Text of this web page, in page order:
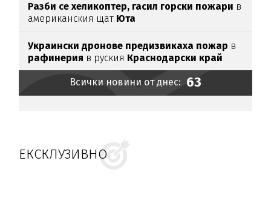
Разби се хеликоптер, гасил горски пожари в
американския щат Юта
Украински дронове предизвикаха пожар в
рафинерия в руския Краснодарски край
Всички новини от днес: 63
ЕКСКЛУЗИВНО